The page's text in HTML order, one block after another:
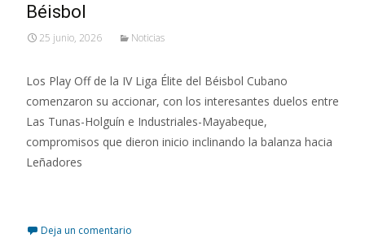
Béisbol
25 junio, 2026 Noticias
Los Play Off de la IV Liga Élite del Béisbol Cubano
comenzaron su accionar, con los interesantes duelos entre
Las Tunas-Holguín e Industriales-Mayabeque,
compromisos que dieron inicio inclinando la balanza hacia
Leñadores
Deja un comentario